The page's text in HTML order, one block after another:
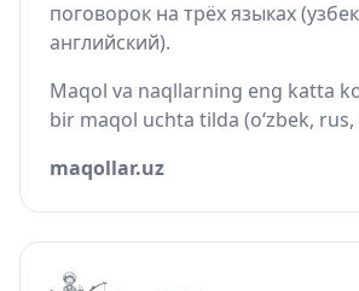
поговорок на трёх языках
английский).
Maqol va naqllarning eng katta
bir maqol uchta tilda (o‘zbek, rus,
maqollar.uz